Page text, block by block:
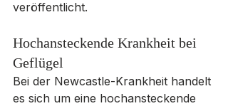
veröffentlicht.
Hochansteckende Krankheit bei
Geflügel
Bei der Newcastle-Krankheit handelt
es sich um eine hochansteckende